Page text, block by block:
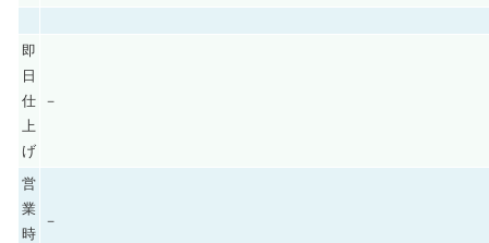
即
日
仕
上
げ
－
営
業
時
－